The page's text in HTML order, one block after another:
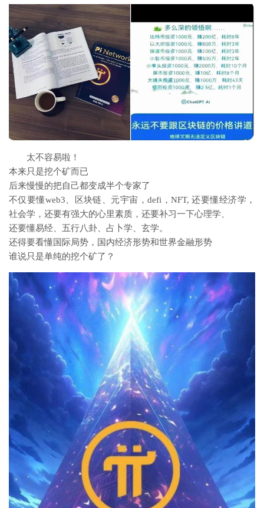
太不容易啦！
本来只是挖个矿而已
后来慢慢的把自己都变成半个专家了
不仅要懂web3、区块链、元宇宙，defi，NFT, 还要懂经济学，
社会学，还要有强大的心里素质，还要补习一下心理学、
还要懂易经、五行八卦、占卜学、玄学。
还得要看懂国际局势，国内经济形势和世界金融形势
谁说只是单纯的挖个矿了？